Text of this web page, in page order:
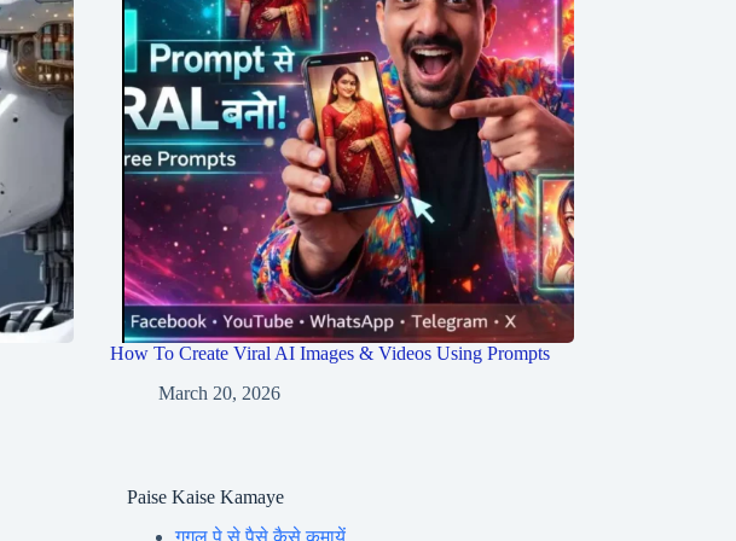
How To Create Viral AI Images & Videos Using Prompts
March 20, 2026
Paise Kaise Kamaye
गूगल पे से पैसे कैसे कमायें